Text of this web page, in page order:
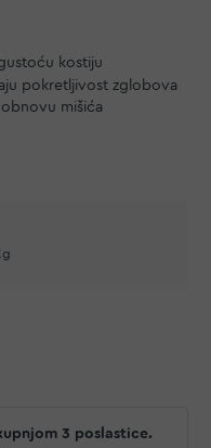
kostiju
pokretljivost zglobova
mišića
3 poslastice.